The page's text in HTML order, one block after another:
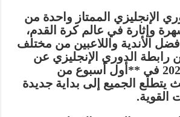
الإنجليزي الممتاز واحدة من
وإثارة في عالم كرة القدم،
الأندية واللاعبين من مختلف
رابطة الدوري الإنجليزي عن
انطلاق موسم 2024 في **أول أسبوع من
الجميع إلى بداية جديدة
القوية.